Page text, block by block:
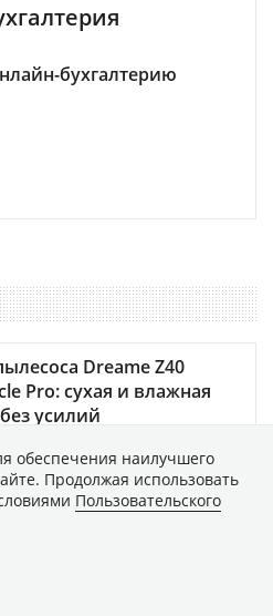
бухгалтерию
Dreame Z40
Pro: сухая и влажная
усилий
MSI PRO MAX
E14: практичность и
обеспечения наилучшего
Продолжая использовать
Пользовательского